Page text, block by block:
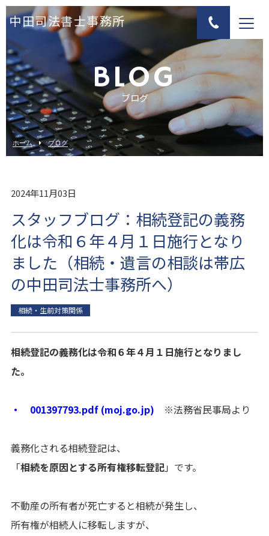
中田司法書士事務所
BLOG
ブログ
ホーム ブログ
2024年11月03日
スタッフブログ：相続登記の義務
化は令和６年４月１日施行となり
ました（相続・遺言の相談は帯広
の中田司法士事務所へ）
相続・生前対策関係
相続登記の義務化は令和６年４月１日施行となりまし
た。
・ 001397793.pdf (moj.go.jp) ※法務省民事局より
義務化される相続登記は、
「相続を原因とする所有権移転登記」です。
不動産の所有者が死亡すると相続が発生し、
所有権が相続人に移転しますが、